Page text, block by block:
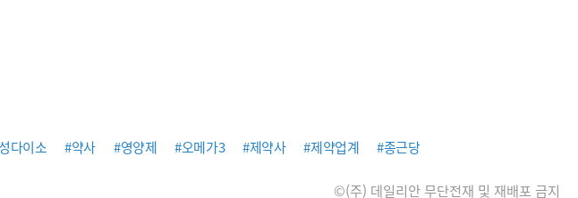
다이소 #약사 #영양제 #오메가3 #제약사 #제약업계 #종근당
©(주) 데일리안 무단전재 및 재배포 금지